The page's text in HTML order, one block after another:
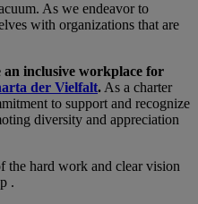
As we endeavor to
with organizations that are
inclusive workplace for
der Vielfalt.As a charter
to support and recognize
diversity and appreciation
the hard work and clear vision
.